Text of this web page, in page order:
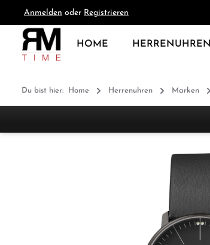
Zur Hauptnavigation springen
Anmelden oder Registrieren
HOME HERRENUHREN
Du bist hier: Home Herrenuhren Marken